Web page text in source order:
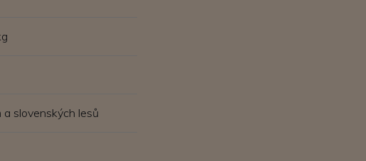
slovenských lesů